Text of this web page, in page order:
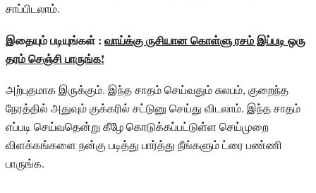
சாப்பிடலாம்.
இதையும் படியுங்கள் : வாய்க்கு ருசியான கொள்ளு ரசம் இப்படி ஒரு
தரம் செஞ்சி பாருங்க!
அற்புதமாக இருக்கும். இந்த சாதம் செய்வதும் சுலபம், குறைந்த
நேரத்தில் அதுவும் குக்கரில் சட்டுனு செய்து விடலாம். இந்த சாதம்
எப்படி செய்வதென்று கீழே கொடுக்கப்பட்டுள்ள செய்முறை
விளக்கங்களை நன்கு படித்து பார்த்து நீங்களும் ட்ரை பண்ணி
பாருங்க.